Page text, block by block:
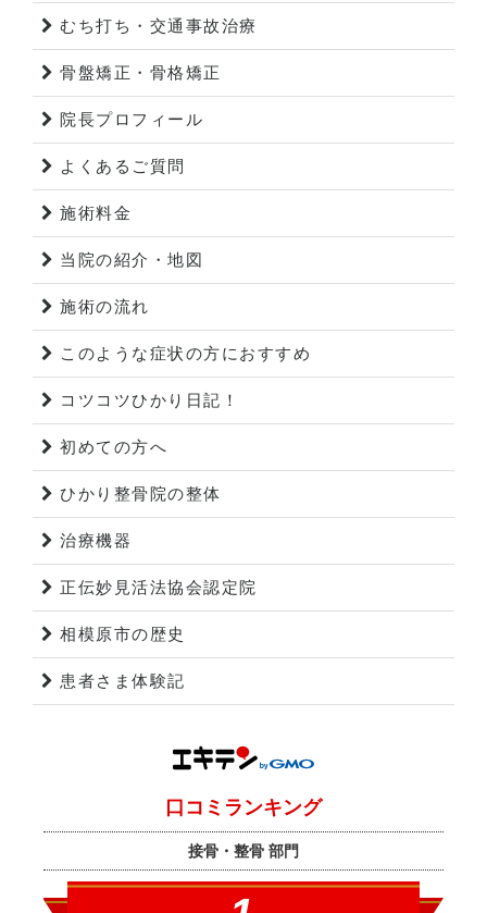
むち打ち・交通事故治療
骨盤矯正・骨格矯正
院長プロフィール
よくあるご質問
施術料金
当院の紹介・地図
施術の流れ
このような症状の方におすすめ
コツコツひかり日記！
初めての方へ
ひかり整骨院の整体
治療機器
正伝妙見活法協会認定院
相模原市の歴史
患者さま体験記